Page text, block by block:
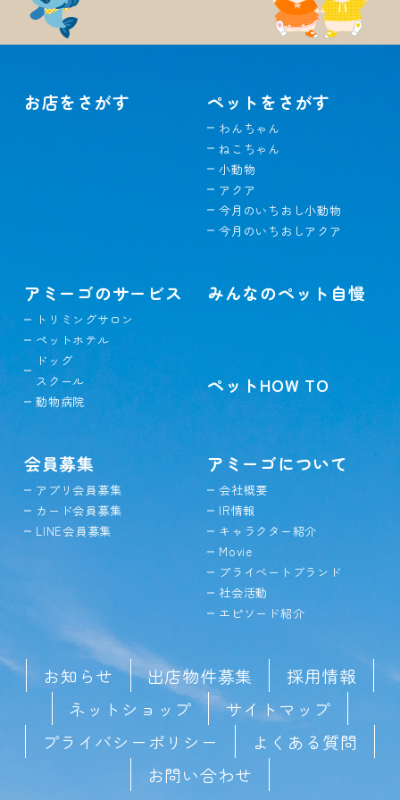
お店をさがす ペットをさがす
わんちゃん
ねこちゃん
小動物
アクア
今月のいちおし小動物
今月のいちおしアクア
アミーゴのサービス
トリミングサロン
ペットホテル
ドッグ
スクール
動物病院
みんなのペット自慢
ペットHOW TO
会員募集
アプリ会員募集
カード会員募集
LINE会員募集
アミーゴについて
会社概要
IR情報
キャラクター紹介
Movie
プライベートブランド
社会活動
エピソード紹介
お知らせ 出店物件募集
採用情報
ネットショップ
サイトマップ
プライバシーポリシー
よくある質問
お問い合わせ